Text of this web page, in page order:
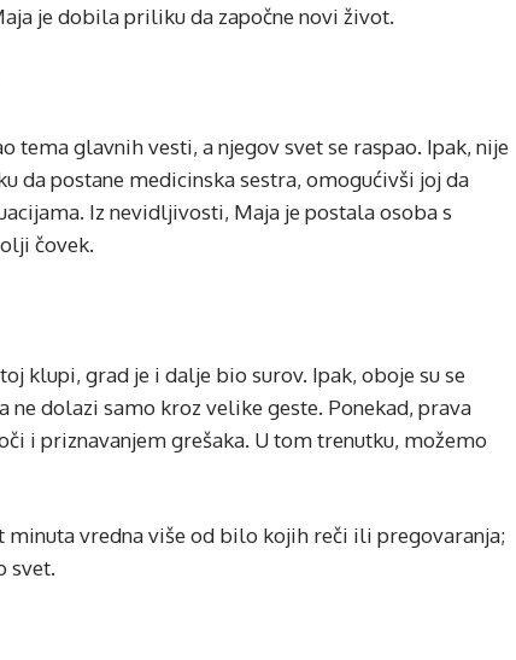
je dobila priliku da započne novi život.
tema glavnih vesti, a njegov svet se raspao. Ipak, nije
da postane medicinska sestra, omogućivši joj da
Iz nevidljivosti, Maja je postala osoba s
čovek.
klupi, grad je i dalje bio surov. Ipak, oboje su se
dolazi samo kroz velike geste. Ponekad, prava
i priznavanjem grešaka. U tom trenutku, možemo
minuta vredna više od bilo kojih reči ili pregovaranja;
svet.